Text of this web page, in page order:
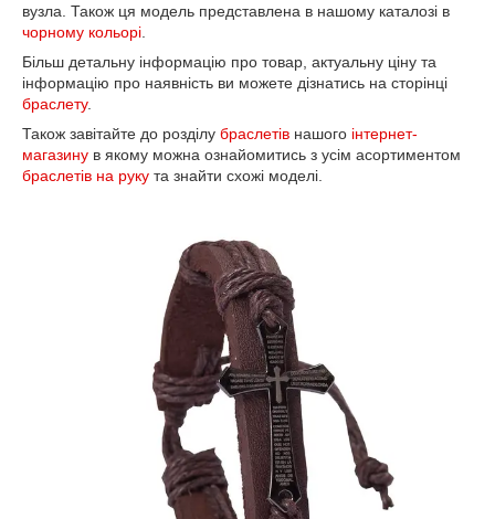
вузла. Також ця модель представлена в нашому каталозі в
чорному кольорі
Більш детальну інформацію про товар, актуальну ціну та
інформацію про наявність ви можете дізнатись на сторінці
браслету.
Також завітайте до розділу браслетів нашого інтернет-
магазину в якому можна ознайомитись з усім асортиментом
браслетів на руку та знайти схожі моделі.